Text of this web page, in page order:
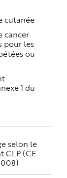
cutanée
cancer
pour les
ou
1 du
selon le
CLP (CE